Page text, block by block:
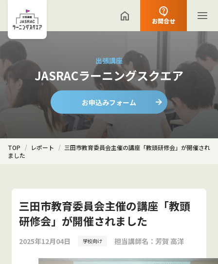
お問合せ
出張講座
JASRACラーニングスクエア
お申込みフォーム
TOP レポート
三田市教育委員会主催の講座「教頭研修会」が開催され
ました
三田市教育委員会主催の講座「教頭
研修会」が開催されました
2025年12月04日 学校向け 担当講師名： 芳賀 高洋